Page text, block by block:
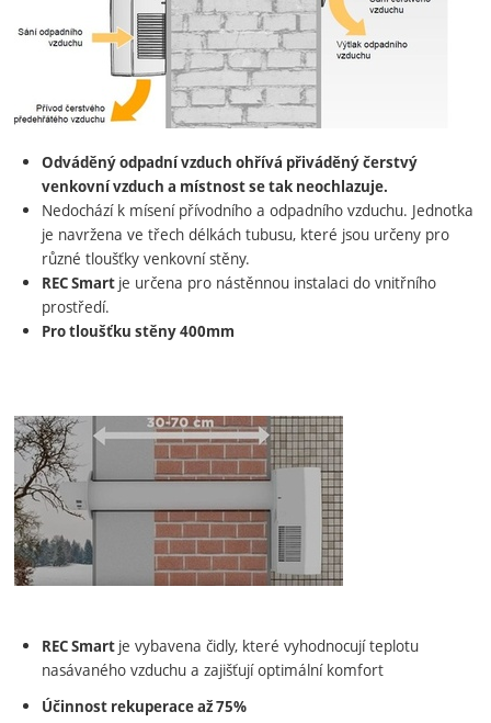
Odváděný odpadní vzduch ohřívá přiváděný čerstvý
venkovní vzduch a místnost se tak neochlazuje.
Nedochází k mísení přívodního a odpadního vzduchu. Jednotka
je navržena ve třech délkách tubusu, které jsou určeny pro
různé tloušťky venkovní stěny.
REC Smart je určena pro nástěnnou instalaci do vnitřního
prostředí.
Pro tloušťku stěny 400mm
REC Smart je vybavena čidly, které vyhodnocují teplotu
nasávaného vzduchu a zajišťují optimální komfort
Účinnost rekuperace až 75%